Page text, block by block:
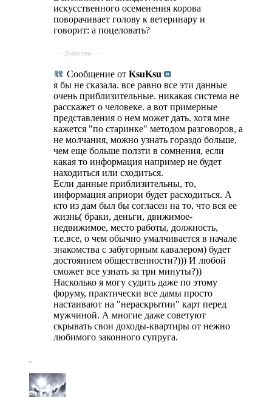
искусственного осеменения корова
поворачивает голову к ветеринару и
говорит: а поцеловать?
- - - Добавлено - - -
Сообщение от KsuKsu
я бы не сказала. все равно все эти данные
очень приблизительные. никакая система не
расскажет о человеке. а вот примерные
представления о нем может дать. хотя мне
кажется "по старинке" методом разговоров, а
не молчания, можно узнать гораздо больше,
чем еще больше ползти в сомнения, если
какая то информация например не будет
находиться или сходиться.
Если данные приблизительны, то,
информация априори будет расходиться. А
кто из дам был бы согласен на то, что вся ее
жизнь( браки, деньги, движимое-
недвижимое, место работы, должность,
т.е.все, о чем обычно умалчивается в начале
знакомства с забугорным кавалером) будет
достоянием общественности?))) И любой
сможет все узнать за три минуты?))
Насколько я могу судить даже по этому
форуму, практически все дамы просто
настаивают на "нераскрытии" карт перед
мужчиной. А многие даже советуют
скрывать свои доходы-квартиры от нежно
любимого законного супруга.